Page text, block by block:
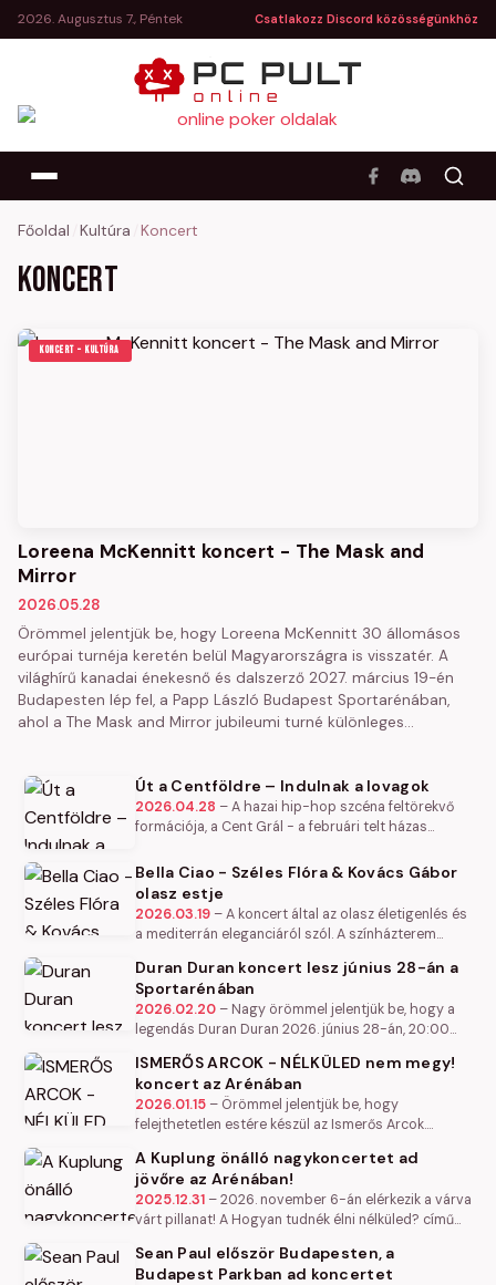
2026. Augusztus 7., Péntek Csatlakozz Discord közösségünkhöz
Főoldal Kultúra Koncert
Koncert
KONCERT – KULTÚRA
Loreena McKennitt koncert - The Mask and
Mirror
2026.05.28
Örömmel jelentjük be, hogy Loreena McKennitt 30 állomásos
európai turnéja keretén belül Magyarországra is visszatér. A
világhírű kanadai énekesnő és dalszerző 2027. március 19-én
Budapesten lép fel, a Papp László Budapest Sportarénában,
ahol a The Mask and Mirror jubileumi turné különleges…
Út a Centföldre – Indulnak a lovagok
2026.04.28 –A hazai hip-hop szcéna feltörekvő
formációja, a Cent Grál - a februári telt házas
hogy meghódítsa a Centföldet. A…
Bella Ciao - Széles Flóra & Kovács Gábor
olasz estje
2026.03.19 –A koncert által az olasz életigenlés és
a mediterrán eleganciáról szól. A színházterem
ahol a zene, és az…
Duran Duran koncert lesz június 28-án a
Sportarénában
2026.02.20 – Nagy örömmel jelentjük be, hogy a
legendás Duran Duran 2026. június 28-án, 20:00
órakor a Papp László Budapest Sportaréna
színpadán lép fel.
ISMERŐS ARCOK - NÉLKÜLED nem megy!
koncert az Arénában
2026.01.15 – Örömmel jelentjük be, hogy
felejthetetlen estére készül az Ismerős Arcok.
színpadán adnak nagyszabású koncertet, ahol…
A Kuplung önálló nagykoncertet ad
jövőre az Arénában!
2025.12.31 –2026. november 6-án elérkezik a várva
várt pillanat! A Hogyan tudnék élni nélküled? című
nagykoncertet ad…
Sean Paul először Budapesten, a
Budapest Parkban ad koncertet